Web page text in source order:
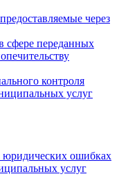
через
сфере переданных
контроля
услуг
ошибках
услуг